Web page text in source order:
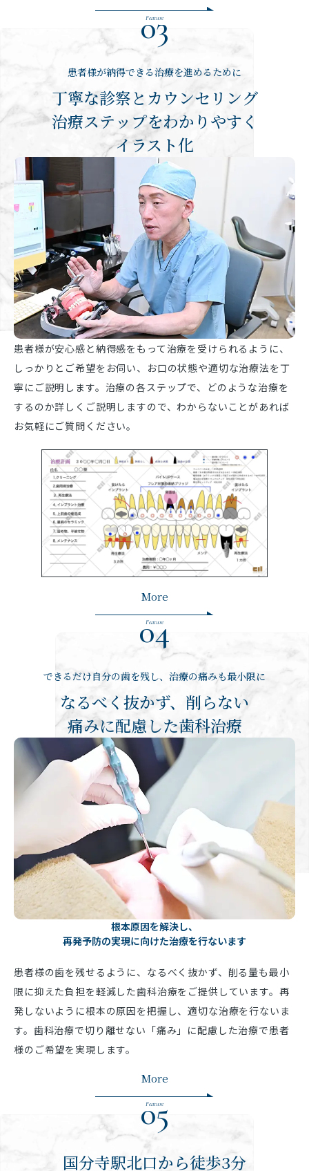
Feature
03
患者様が納得できる治療を進めるために
丁寧な診察とカウンセリング
治療ステップをわかりやすく
イラスト化
患者様が安心感と納得感をもって治療を受けられるように、
しっかりとご希望をお伺い、お口の状態や適切な治療法を丁
寧にご説明します。治療の各ステップで、どのような治療を
するのか詳しくご説明しますので、わからないことがあれば
お気軽にご質問ください。
More
Feature
04
できるだけ自分の歯を残し、治療の痛みも最小限に
なるべく抜かず、削らない
痛みに配慮した歯科治療
根本原因を解決し、
再発予防の実現に向けた治療を行ないます
患者様の歯を残せるように、なるべく抜かず、削る量も最小
限に抑えた負担を軽減した歯科治療をご提供しています。再
発しないように根本の原因を把握し、適切な治療を行ないま
す。歯科治療で切り離せない「痛み」に配慮した治療で患者
様のご希望を実現します。
More
Feature
05
国分寺駅北口から徒歩3分